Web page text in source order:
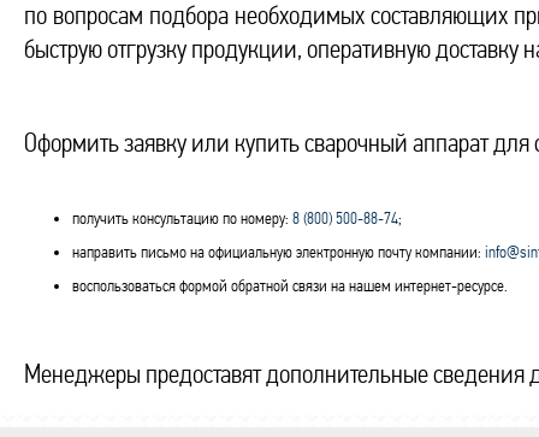
по вопросам подбора необходимых составляющих
быструю отгрузку продукции, оперативную доставку
Оформить заявку или купить сварочный аппарат
получить консультацию по номеру: 8 (800) 500-88-74;
направить письмо на официальную электронную почту компании:
воспользоваться формой обратной связи на нашем интернет-ресурсе.
Менеджеры предоставят дополнительные сведения